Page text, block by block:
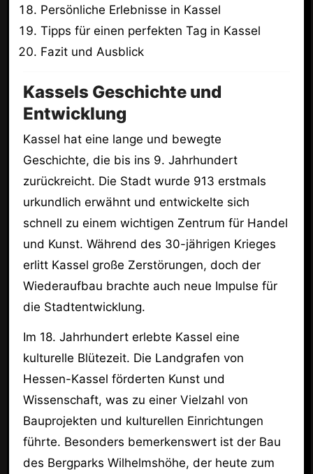
Persönliche Erlebnisse in Kassel
Tipps für einen perfekten Tag in Kassel
Fazit und Ausblick
Kassels Geschichte und
Entwicklung
Kassel hat eine lange und bewegte
Geschichte, die bis ins 9. Jahrhundert
zurückreicht. Die Stadt wurde 913 erstmals
urkundlich erwähnt und entwickelte sich
schnell zu einem wichtigen Zentrum für Handel
und Kunst. Während des 30-jährigen Krieges
erlitt Kassel große Zerstörungen, doch der
Wiederaufbau brachte auch neue Impulse für
die Stadtentwicklung.
Im 18. Jahrhundert erlebte Kassel eine
kulturelle Blütezeit. Die Landgrafen von
Hessen-Kassel förderten Kunst und
Wissenschaft, was zu einer Vielzahl von
Bauprojekten und kulturellen Einrichtungen
führte. Besonders bemerkenswert ist der Bau
des Bergparks Wilhelmshöhe, der heute zum